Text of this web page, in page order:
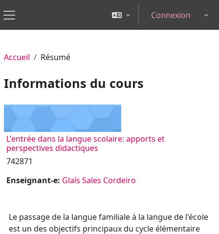
Panneau latéral
Connexion
Accueil Résumé
Informations du cours
L'entrée dans la langue scolaire: apports et
perspectives didactiques
742871
Enseignant-e: Glaís Sales Cordeiro
Le passage de la langue familiale à la langue de l'école
est un des objectifs principaux du cycle élémentaire